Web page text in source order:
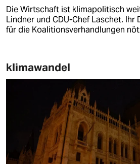
Die Wirtschaft ist klimapolitisch
Lindner und CDU-Chef Laschet. Ihr
für die Koalitionsverhandlungen
klimawandel